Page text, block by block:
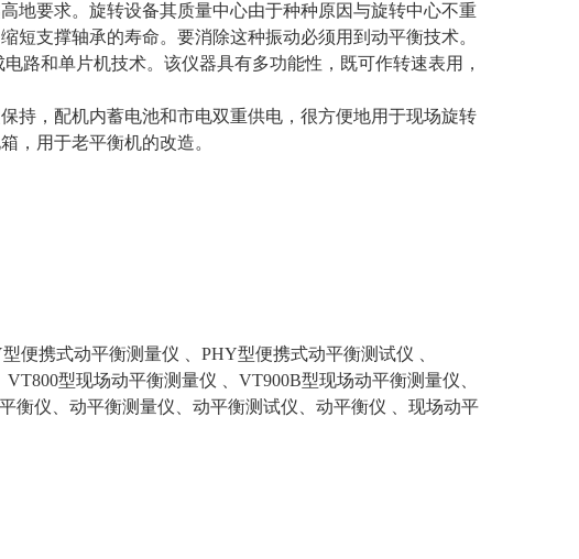
地要求。旋转设备其质量中心由于种种原因与旋转中心不重
支撑轴承的寿命。要消除这种振动必须用到动平衡技术。
路和单片机技术。该仪器具有多功能性，既可作转速表用，
持，配机内蓄电池和市电双重供电，很方便地用于现场旋转
，用于老平衡机的改造。
便携式动平衡测量仪 、PHY型便携式动平衡测试仪 、
型现场动平衡测量仪 、VT900B型现场动平衡测量仪、
衡仪、动平衡测量仪、动平衡测试仪、动平衡仪 、现场动平